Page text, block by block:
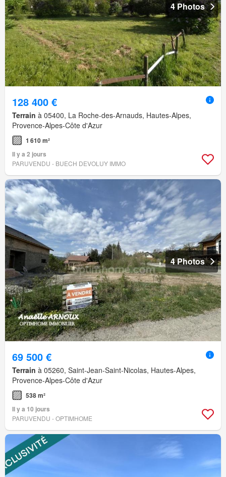
4 Photos
128 400 €
Terrain à 05400, La Roche-des-Arnauds, Hautes-Alpes,
Provence-Alpes-Côte d'Azur
1 610 m²
Il y a 2 jours
PARUVENDU - BUECH DEVOLUY IMMO
4 Photos
69 500 €
Terrain à 05260, Saint-Jean-Saint-Nicolas, Hautes-Alpes,
Provence-Alpes-Côte d'Azur
538 m²
Il y a 10 jours
PARUVENDU - OPTIMHOME